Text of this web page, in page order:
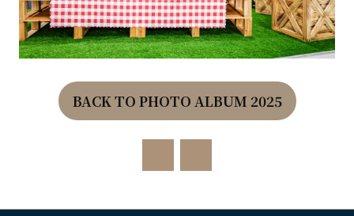
BACK TO PHOTO ALBUM 2025
(OPENS
NEW